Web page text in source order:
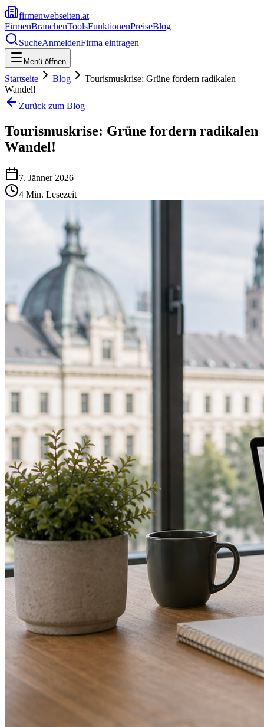
firmenwebseiten.at
FirmenBranchenToolsFunktionenPreiseBlog
SucheAnmeldenFirma eintragen
Menü öffnen
Startseite Blog
Tourismuskrise: Grüne fordern radikalen
Wandel!
Zurück zum Blog
Tourismuskrise: Grüne fordern radikalen
Wandel!
7. Jänner 2026
4 Min. Lesezeit